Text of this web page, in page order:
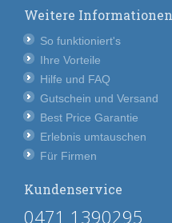
Weitere Informationen
So funktioniert's
Ihre Vorteile
Hilfe und FAQ
Gutschein und Versand
Best Price Garantie
Erlebnis umtauschen
Für Firmen
Kundenservice
0471 1390295